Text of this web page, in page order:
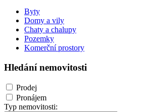
Byty
Domy a vily
Chaty a chalupy
Pozemky
Komerční prostory
Hledání nemovitosti
Prodej
Pronájem
Typ nemovitosti: